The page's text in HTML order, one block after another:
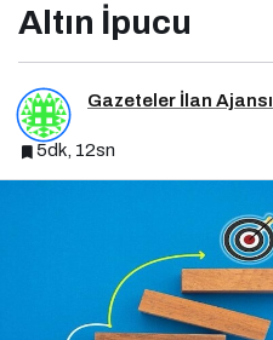
Altın İpucu
Gazeteler İlan Ajansı
5dk, 12sn